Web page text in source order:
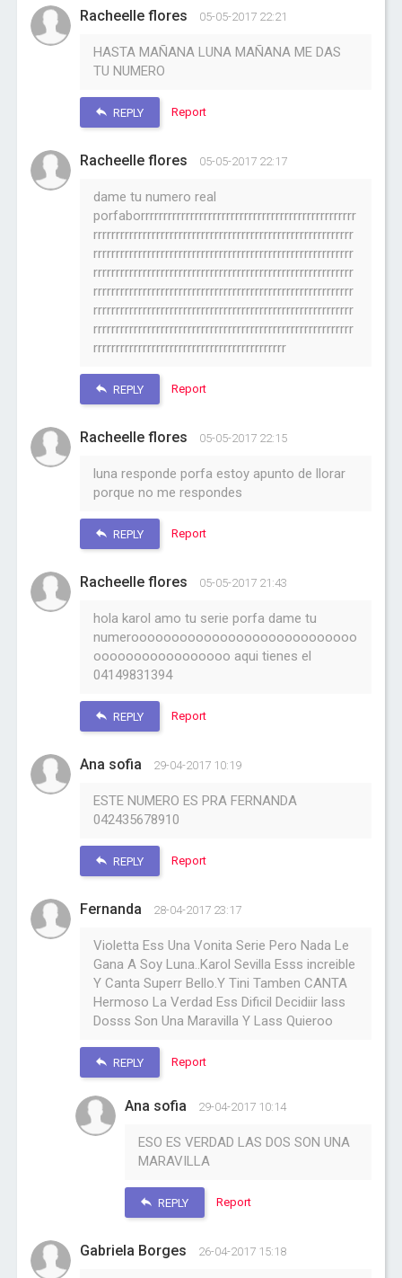
Racheelle flores 05-05-2017 22:21
HASTA MAÑANA LUNA MAÑANA ME DAS
TU NUMERO
REPLY Report
Racheelle flores 05-05-2017 22:17
dame tu numero real
porfaborrrrrrrrrrrrrrrrrrrrrrrrrrrrrrrrrrrrrrrrrrrrrrrr
rrrrrrrrrrrrrrrrrrrrrrrrrrrrrrrrrrrrrrrrrrrrrrrrrrrrrrrrrr
rrrrrrrrrrrrrrrrrrrrrrrrrrrrrrrrrrrrrrrrrrrrrrrrrrrrrrrrrr
rrrrrrrrrrrrrrrrrrrrrrrrrrrrrrrrrrrrrrrrrrrrrrrrrrrrrrrrrr
rrrrrrrrrrrrrrrrrrrrrrrrrrrrrrrrrrrrrrrrrrrrrrrrrrrrrrrrrr
rrrrrrrrrrrrrrrrrrrrrrrrrrrrrrrrrrrrrrrrrrrrrrrrrrrrrrrrrr
rrrrrrrrrrrrrrrrrrrrrrrrrrrrrrrrrrrrrrrrrrrrrrrrrrrrrrrrrr
rrrrrrrrrrrrrrrrrrrrrrrrrrrrrrrrrrrrrrrrrrr
REPLY Report
Racheelle flores 05-05-2017 22:15
luna responde porfa estoy apunto de llorar
porque no me respondes
REPLY Report
Racheelle flores 05-05-2017 21:43
hola karol amo tu serie porfa dame tu
numeroooooooooooooooooooooooooooo
ooooooooooooooooo aqui tienes el
04149831394
REPLY Report
Ana sofia 29-04-2017 10:19
ESTE NUMERO ES PRA FERNANDA
042435678910
REPLY Report
Fernanda 28-04-2017 23:17
Violetta Ess Una Vonita Serie Pero Nada Le
Gana A Soy Luna..Karol Sevilla Esss increible
Y Canta Superr Bello.Y Tini Tamben CANTA
Hermoso La Verdad Ess Dificil Decidiir lass
Dosss Son Una Maravilla Y Lass Quieroo
REPLY Report
Ana sofia 29-04-2017 10:14
ESO ES VERDAD LAS DOS SON UNA
MARAVILLA
REPLY Report
Gabriela Borges 26-04-2017 15:18